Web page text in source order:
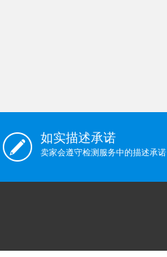
如实描述承诺
卖家会遵守检测服务中的描述承诺